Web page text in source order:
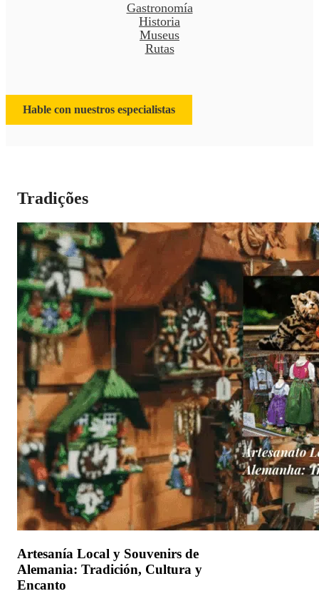
Gastronomía
Historia
Museus
Rutas
Hable con nuestros especialistas
Tradições
Artesanía Local y Souvenirs de
Alemania: Tradición, Cultura y
Encanto